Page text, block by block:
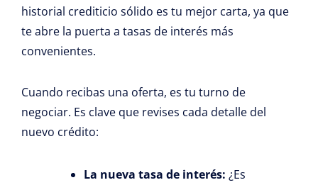
historial crediticio sólido es tu mejor carta, ya que
te abre la puerta a tasas de interés más
convenientes.
Cuando recibas una oferta, es tu turno de
negociar. Es clave que revises cada detalle del
nuevo crédito:
La nueva tasa de interés: ¿Es